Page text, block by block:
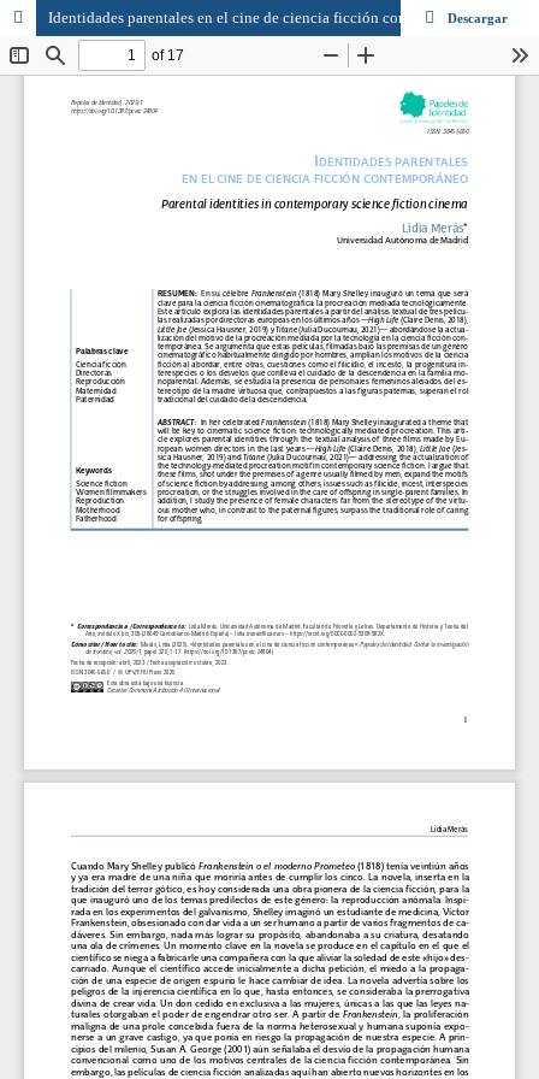
Identidades parentales en el cine de ciencia ficción contemporáneo
Descargar